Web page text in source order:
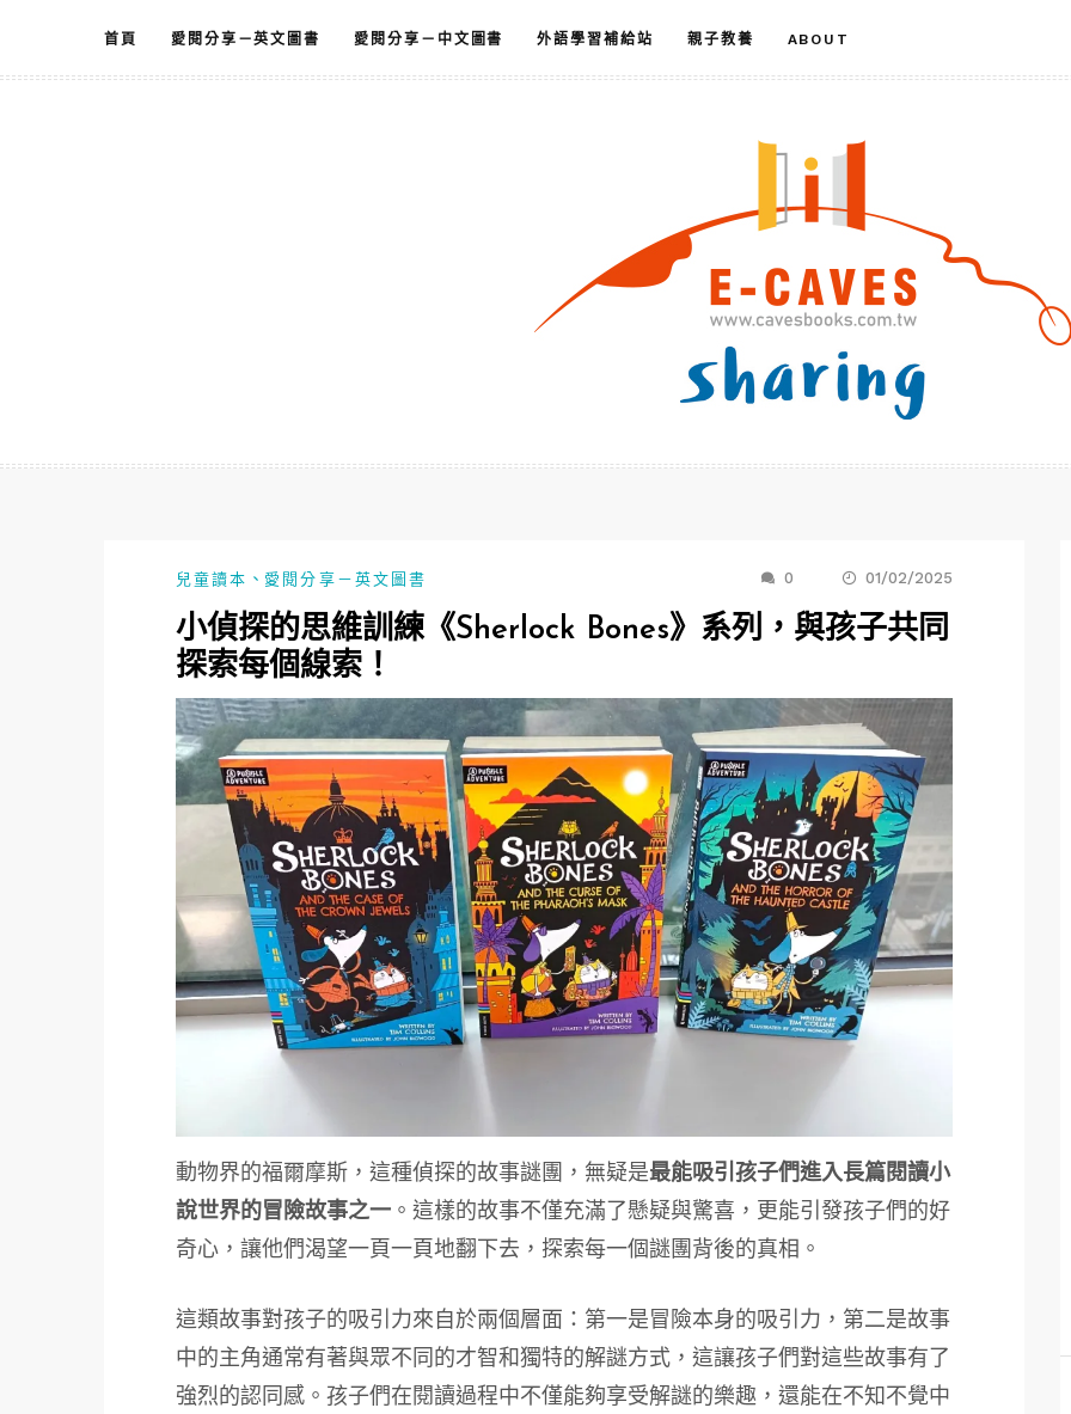
主
首頁 愛閱分享－英文圖書 愛閱分享－中文圖書 外語學習補給站 親子教養 ABOUT
兒童讀本 、 愛閱分享－英文圖書 0 01/02/2025
小偵探的思維訓練《Sherlock Bones》系列，與孩子共同
探索每個線索！
動物界的福爾摩斯，這種偵探的故事謎團，無疑是最能吸引孩子們進入長篇閱讀小
說世界的冒險故事之一 。這樣的故事不僅充滿了懸疑與驚喜，更能引發孩子們的好
奇心，讓他們渴望一頁一頁地翻下去，探索每一個謎團背後的真相。
這類故事對孩子的吸引力來自於兩個層面：第一是冒險本身的吸引力，第二是故事
中的主角通常有著與眾不同的才智和獨特的解謎方式，這讓孩子們對這些故事有了
強烈的認同感。孩子們在閱讀過程中不僅能夠享受解謎的樂趣，還能在不知不覺中